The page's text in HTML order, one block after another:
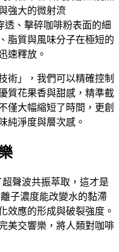
強大的微射流
透、擊碎咖啡粉表面的細
脂質與風味分子在極短的
速釋放。
術」，我們可以精確控制
質花果香與甜感，精準截
僅大幅縮短了時間，更創
純淨度與層次感。
聲波共振萃取，這才是
子濃度能改變水的黏滯
效應的形成與破裂強度。
美交響樂，將人類對咖啡